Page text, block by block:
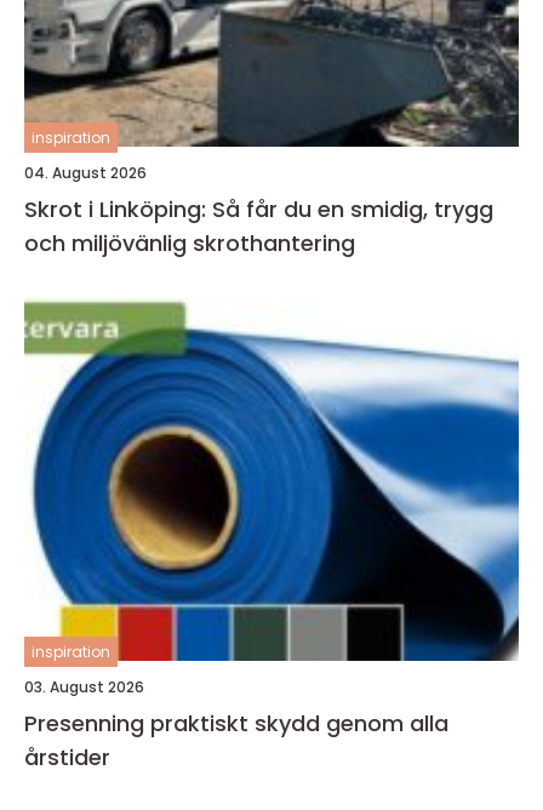
inspiration
04. August 2026
Skrot i Linköping: Så får du en smidig, trygg
och miljövänlig skrothantering
inspiration
03. August 2026
Presenning praktiskt skydd genom alla
årstider